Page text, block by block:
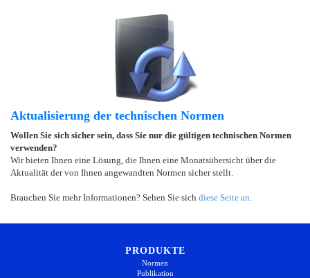
Aktualisierung der technischen Normen
Wollen Sie sich sicher sein, dass Sie nur die gültigen technischen Normen
verwenden?
Wir bieten Ihnen eine Lösung, die Ihnen eine Monatsübersicht über die
Aktualität der von Ihnen angewandten Normen sicher stellt.
Brauchen Sie mehr Informationen? Sehen Sie sich diese Seite an
PRODUKTE
Normen
Publikation